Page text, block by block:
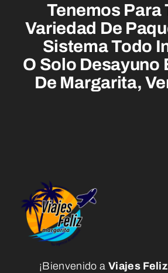
Tenemos Para
Variedad De
Sistema Todo
O Solo Desayuno
De Margarita,
¡Bienvenido a Viajes